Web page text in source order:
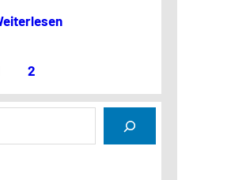
2